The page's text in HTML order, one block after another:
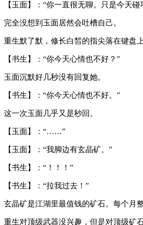
【玉面】：“你一直很无聊。只是今天
完全没想到玉面居然会吐槽自己。
重生默了默，修长白皙的指尖落在键盘
【书生】：“你今天心情也不好？”
玉面沉默好几秒没有回复她。
【书生】：“你今天心情也不好。”
这一次玉面几乎又是秒回。
【玉面】：“……”
【玉面】：“我脚边有玄晶矿。”
【书生】：“！！！”
【书生】：“拉我过去！”
玄晶矿是江湖里最值钱的矿石。每个月
重生对顶级武器没兴趣，但是对顶级矿